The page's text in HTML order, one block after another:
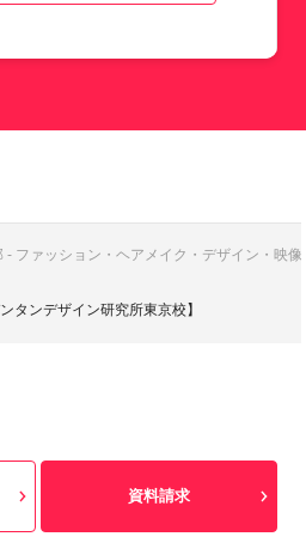
- ファッション・ヘアメイク・デザイン・映
タンデザイン研究所東京校】
資料請求